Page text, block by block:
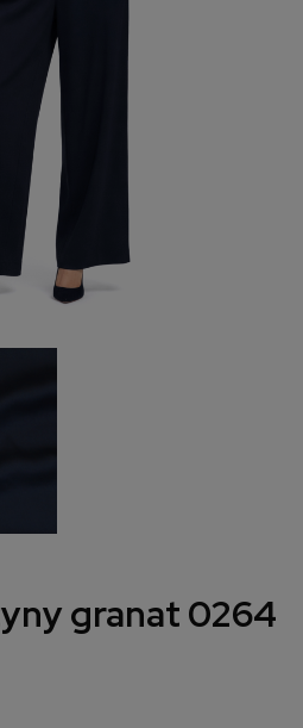
granat 0264